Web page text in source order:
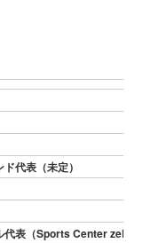
代表（未定）
代表（Sports Center